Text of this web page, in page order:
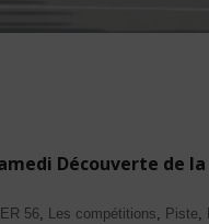
Découverte de la
56, Les compétitions, Piste,